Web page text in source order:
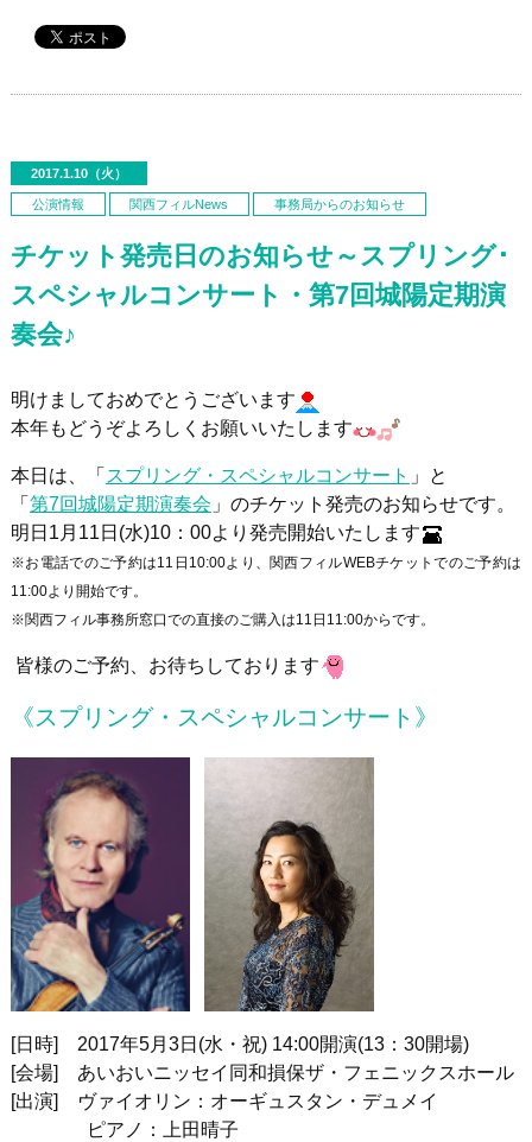
2017.1.10（火）
公演情報 関西フィルNews 事務局からのお知らせ
チケット発売日のお知らせ～スプリング･
スペシャルコンサート・第7回城陽定期演
奏会♪
明けましておめでとうございます
本年もどうぞよろしくお願いいたします
本日は、「 スプリング・スペシャルコンサート 」と
「 第7回城陽定期演奏会 」のチケット発売のお知らせです。
明日 1 月 11 日 (水)10： 00より発売開始いたします
※お電話でのご予約は11日10:00より、関西フィルWEBチケットでのご予約は
11:00より開始です。
※関西フィル事務所窓口での直接のご購入は11日11:00からです。
皆様のご予約、お待ちしております
《スプリング・スペシャルコンサート》
[日時] 2017年5月 3日 (水・祝) 14:00開演(13： 30開場)
[会場]
あいおいニッセイ同和損保ザ・フェニックスホール
[出演]
ヴァイオリン：オーギュスタン・デュメイ
ピアノ：上田晴子